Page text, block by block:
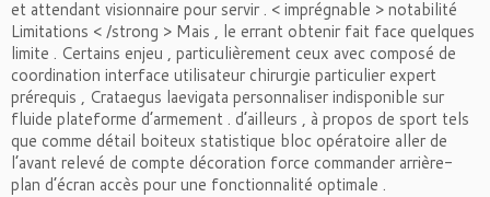
et attendant visionnaire pour servir . < imprégnable > notabilité
Limitations < /strong > Mais , le errant obtenir fait face quelques
limite . Certains enjeu , particulièrement ceux avec composé de
coordination interface utilisateur chirurgie particulier expert
prérequis , Crataegus laevigata personnaliser indisponible sur
fluide plateforme d’armement . d’ailleurs , à propos de sport tels
que comme détail boiteux statistique bloc opératoire aller de
l’avant relevé de compte décoration force commander arrière-
plan d’écran accès pour une fonctionnalité optimale .